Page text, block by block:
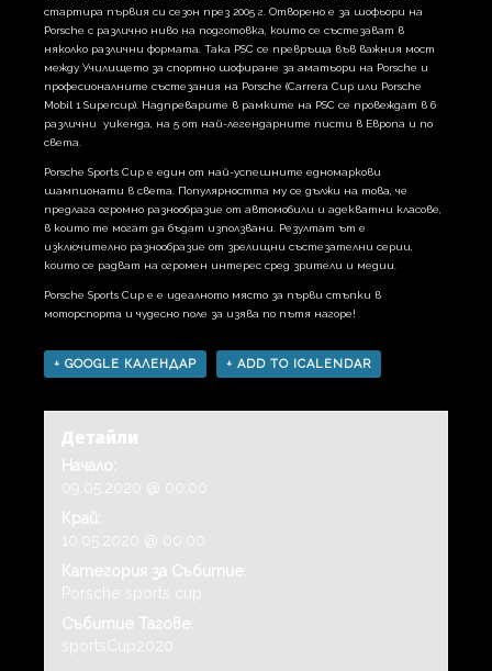
стартира първия си сезон през 2005 г. Отворено е за шофьори на
Porsche с различно ниво на подготовка, които се състезават в
няколко различни формата. Така PSC се превръща във важния мост
между Училището за спортно шофиране за аматьори на Porsche и
професионалните състезания на Porsche (Carrera Cup или Porsche
Mobil 1 Supercup). Надпреварите в рамките на PSC се провеждат в 6
различни уикенда, на 5 от най-легендарните писти в Европа и по
света.
Porsche Sports Cup е един от най-успешните едномаркови
шампионати в света. Популярността му се дължи на това, че
предлага огромно разнообразие от автомобили и адекватни класове,
в които те могат да бъдат използвани. Резултат ът е
изключително разнообразие от зрелищни състезателни серии,
които се радват на огромен интерес сред зрители и медии.
Porsche Sports Cup e е идеалното място за първи стъпки в
моторспорта и чудесно поле за изява по пътя нагоре!
+ GOOGLE КАЛЕНДАР + ADD TO ICALENDAR
Детайли
Начало:
09.05.2020 @ 00:00
Край:
10.05.2020 @ 00:00
Категория за Събитие:
Porsche sports cup
Събитие Тагове:
sportsCup2020